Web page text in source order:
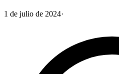
1 de julio de 2024·